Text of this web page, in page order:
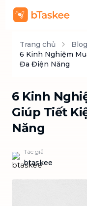
Trang chủ Blog
6 Kinh Nghiệm
Đa Điện Năng
6 Kinh
Giúp Tiết
Năng
Tác giả
btaskee